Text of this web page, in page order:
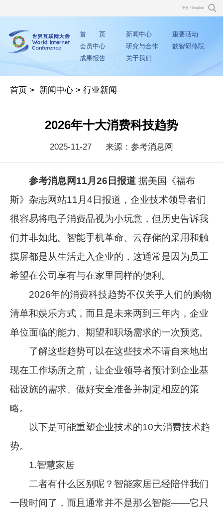
中文 / English
首 页 新闻中心
重要活动
会员中心
研究与合作
数智研修院
成果报告
关于我们
首页 > 新闻中心 >行业新闻
2026年十大消费科技趋势
2025-11-27 来源：参考消息网
参考消息网11月26日报道 据美国《福布
斯》杂志网站11月4日报道，企业技术领导者们
很容易将电子消费品视为小玩意，但历史告诉我
们并非如此。智能手机革命、云存储的采用和触
摸屏都是从生活走入企业的，这通常是因为员工
希望在公司享有与在家里同样的便利。
2026年的消费科技趋势不仅关乎人们的购物
清单和娱乐方式，而且是未来两到三年内，企业
单位面临的能力、期望和职场需求的一次预览。
了解这些趋势可以在这些技术不请自来地出
现在工作场所之前，让企业领导者预计到企业基
础设施的需求、做好安全准备并制定相应的策
略。
以下是可能重塑企业技术的10大消费技术趋
势。
1.智慧家居
二者有什么区别呢？智能家居已经陪伴我们
一段时间了，而且通常并不是那么智能——它只